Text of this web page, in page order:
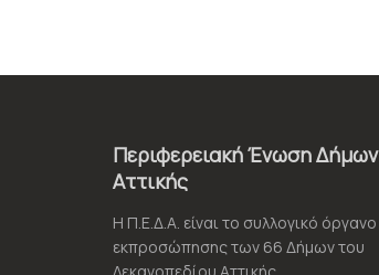
Περιφερειακή Ένωση Δήμων
Αττικής
Η Π.Ε.Δ.Α. είναι το συλλογικό όργανο
εκπροσώπησης των 66 Δήμων του